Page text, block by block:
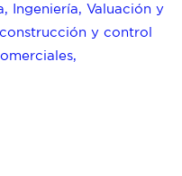
Ingeniería, Valuación y
y control